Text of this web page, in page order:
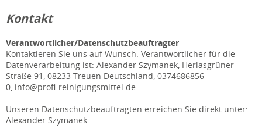
Kontakt
Verantwortlicher/Datenschutzbeauftragter
Kontaktieren Sie uns auf Wunsch. Verantwortlicher für die
Datenverarbeitung ist: Alexander Szymanek, Herlasgrüner
Straße 91, 08233 Treuen Deutschland, 0374686856-
0, info@profi-reinigungsmittel.de
Unseren Datenschutzbeauftragten erreichen Sie direkt unter:
Alexander Szymanek